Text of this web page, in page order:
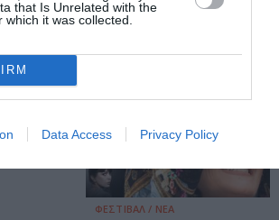
that Is Unrelated with the
which it was collected.
Data Access Privacy Policy
Άρη
ΦΕΣΤΙΒΑΛ / ΝΕΑ